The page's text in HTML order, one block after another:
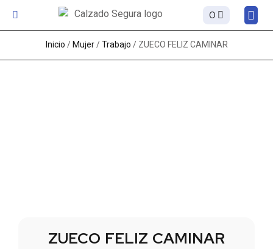
0
Inicio / Mujer/Trabajo / ZUECO FELIZ CAMINAR
ZUECO FELIZ CAMINAR